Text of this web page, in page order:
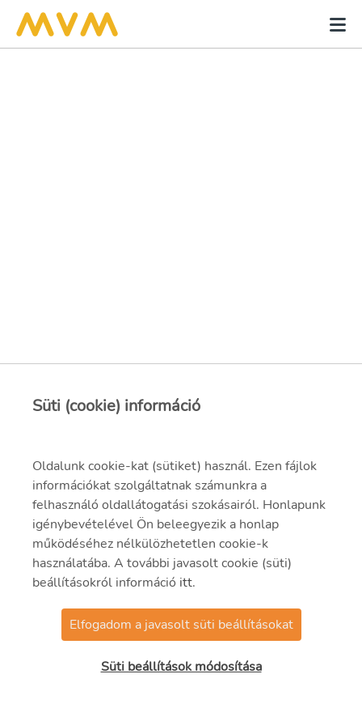
© 2021 MVM Zrt.
Süti (cookie) információ
Oldalunk cookie-kat (sütiket) használ. Ezen fájlok
információkat szolgáltatnak számunkra a
felhasználó oldallátogatási szokásairól. Honlapunk
igénybevételével Ön beleegyezik a honlap
működéséhez nélkülözhetetlen cookie-k
használatába. A további javasolt cookie (süti)
beállításokról információ itt.
Elfogadom a javasolt süti beállításokat
Süti beállítások módosítása